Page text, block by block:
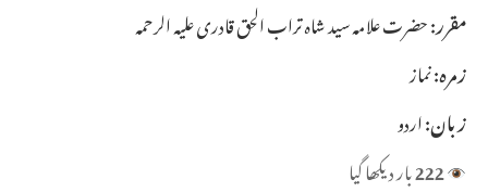
مقرر:حضرت علامہ سید شاہ تراب الحق قادری علیہ الرحمہ
زمرہ:نماز
زبان:اردو
222بار دیکھا گیا